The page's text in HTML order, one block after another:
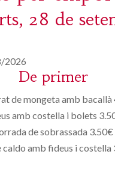
28 de
2026
De primer
de mongeta amb bacallà
amb costella i bolets
de sobrassada 3.50€
caldo amb fideus i costella